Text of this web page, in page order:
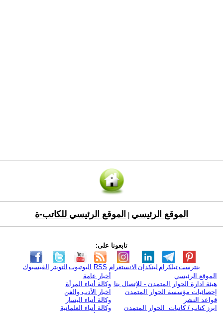
الموقع الرئيسي الموقع الرئيسي للكاتب-ة
تابعونا على:
الفيسبوك التويتر اليوتيوب RSS الانستغرام لينكدإن تيلكرامبنترست
الموقع الرئيسي
هيئة ادارة الحوار المتمدن - للإتصال بنا
إحصائيات مؤسسة الحوار المتمدن
قواعد النشر
ابرز كتاب / كاتبات الحوار المتمدن
أخبار عامة
وكالة أنباء المرأة
اخبار الأدب والفن
وكالة أنباء اليسار
وكالة أنباء العلمانية